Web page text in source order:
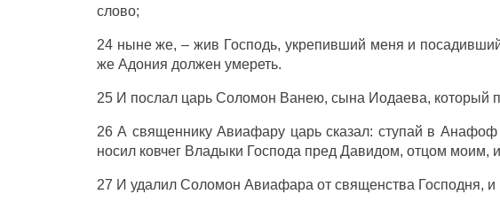
слово;
24 нынеже, – жив Господь, укрепивший меня и
же Адония должен умереть.
25 И послал царь Соломон Ванею, сына Иодаева, который
26 А священнику Авиафару царь сказал: ступай в Анафоф
носил ковчег Владыки Господа пред Давидом, отцом моим, и
27 И удалил Соломон Авиафара от священства Господня, и